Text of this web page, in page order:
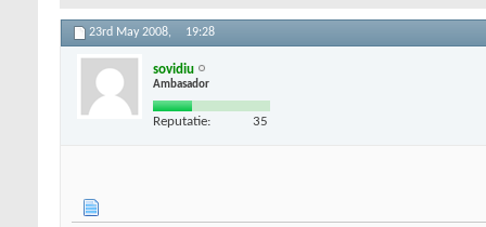
23rd May 2008, 19:28
sovidiu
Ambasador
Reputatie: 35